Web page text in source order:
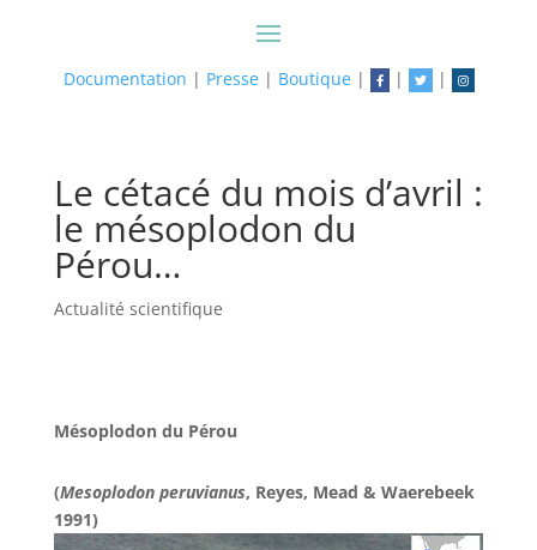
Documentation | Presse| Boutique| | |
Le cétacé du mois d’avril :
le mésoplodon du
Pérou…
Actualité scientifique
Mésoplodon du Pérou
(Mesoplodon peruvianus, Reyes, Mead & Waerebeek
1991)